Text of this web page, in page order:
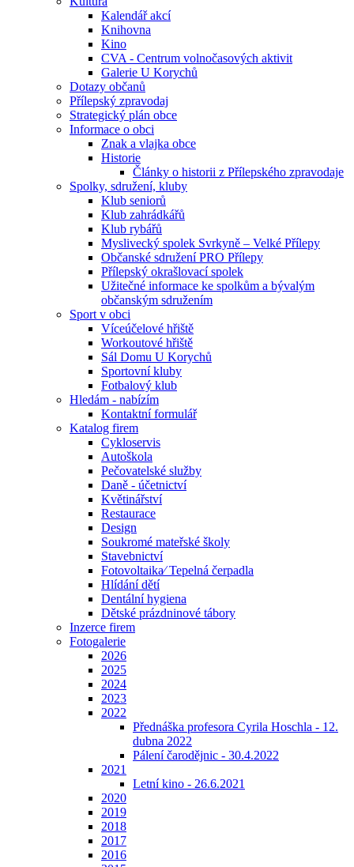
Kalendář akcí
Knihovna
Kino
CVA - Centrum volnočasových aktivit
Galerie U Korychů
Dotazy občanů
Přílepský zpravodaj
Strategický plán obce
Informace o obci
Znak a vlajka obce
Historie
Články o historii z Přílepského zpravodaje
Spolky, sdružení, kluby
Klub seniorů
Klub zahrádkářů
Klub rybářů
Myslivecký spolek Svrkyně – Velké Přílepy
Občanské sdružení PRO Přílepy
Přílepský okrašlovací spolek
Užitečné informace ke spolkům a bývalým
občanským sdružením
Sport v obci
Víceúčelové hřiště
Workoutové hřiště
Sál Domu U Korychů
Sportovní kluby
Fotbalový klub
Hledám - nabízím
Kontaktní formulář
Katalog firem
Cykloservis
Autoškola
Pečovatelské služby
Daně - účetnictví
Květinářství
Restaurace
Design
Soukromé mateřské školy
Stavebnictví
Fotovoltaika⁄ Tepelná čerpadla
Hlídání dětí
Dentální hygiena
Dětské prázdninové tábory
Inzerce firem
Fotogalerie
2026
2025
2024
2023
2022
Přednáška profesora Cyrila Hoschla - 12.
dubna 2022
Pálení čarodějnic - 30.4.2022
2021
Letní kino - 26.6.2021
2020
2019
2018
2017
2016